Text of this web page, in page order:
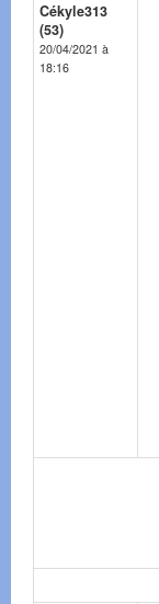
Cékyle313
(53)
20/04/2021 à
18:16